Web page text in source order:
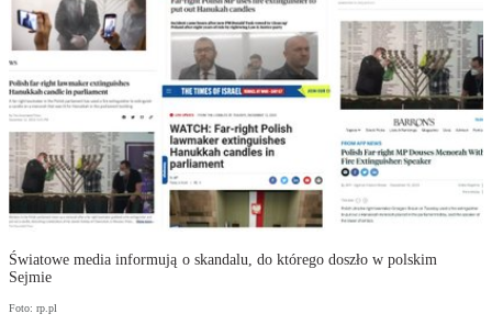
Światowe media informują o skandalu, do którego doszło w polskim
Sejmie
Foto: rp.pl